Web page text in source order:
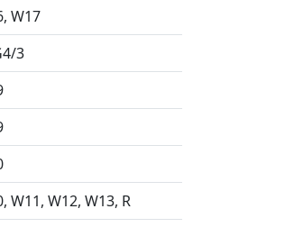
W17
3
W11 W12 W13 R